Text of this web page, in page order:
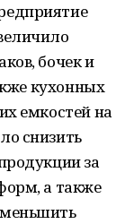
бочек и
кухонных
емкостей на
снизить
за
а также